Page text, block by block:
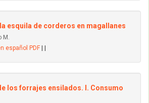
esquila de corderos en magallanes
M.
español PDF
los forrajes ensilados. I. Consumo